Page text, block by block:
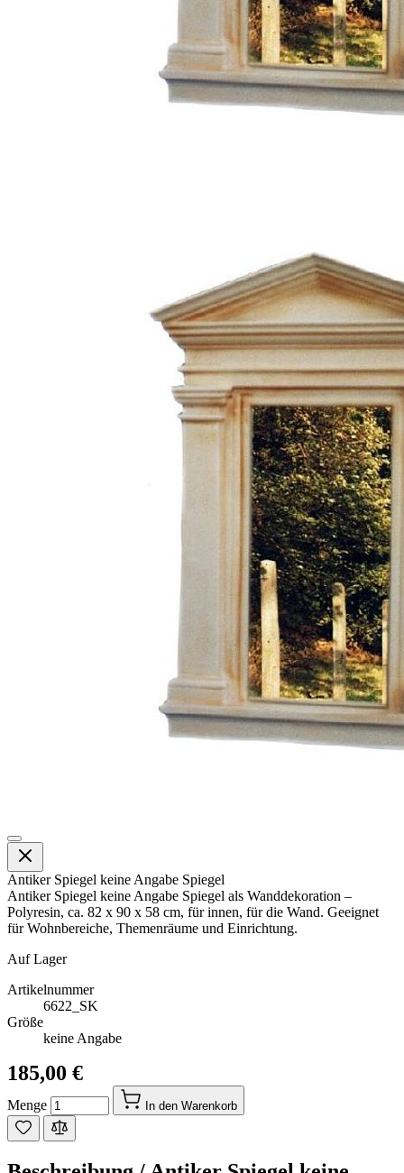
Antiker Spiegel keine Angabe Spiegel
Antiker Spiegel keine Angabe Spiegel als Wanddekoration –
Polyresin, ca. 82 x 90 x 58 cm, für innen, für die Wand. Geeignet
für Wohnbereiche, Themenräume und Einrichtung.
Auf Lager
Artikelnummer
6622_SK
Größe
keine Angabe
185,00 €
Menge In den Warenkorb